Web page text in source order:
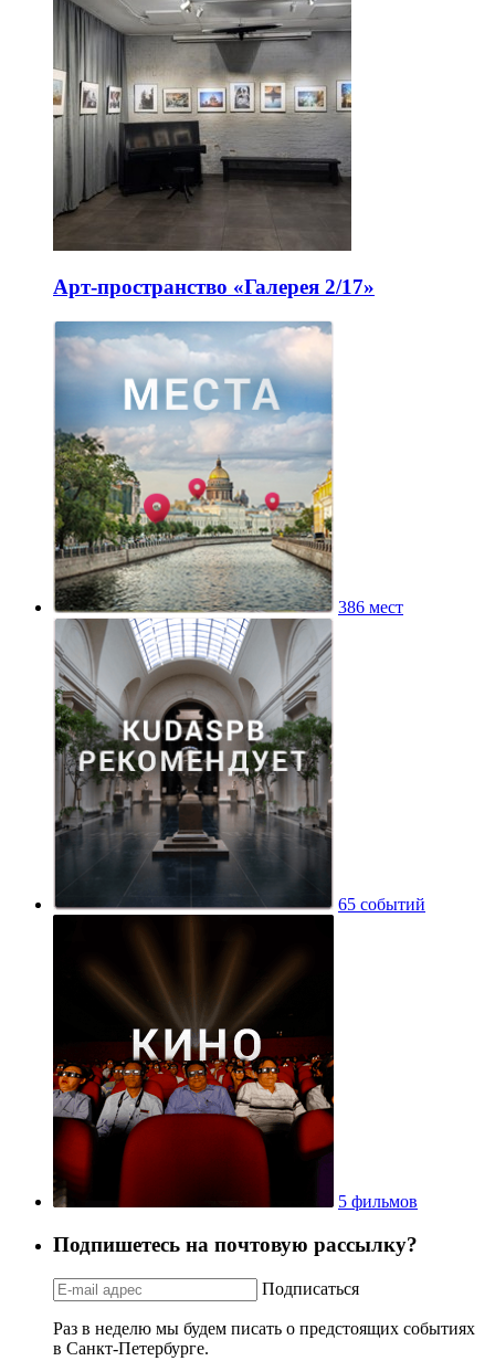
Арт-пространство «Галерея 2/17»
386 мест
65 событий
5 фильмов
Подпишетесь на почтовую рассылку?
Подписаться
Раз в неделю мы будем писать о предстоящих событиях
в Санкт-Петербурге.